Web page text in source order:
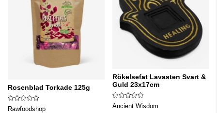
Rosenblad Torkade 125g
Rawfoodshop
Rökelsefat Lavasten Svart &
Guld 23x17cm
Ancient Wisdom